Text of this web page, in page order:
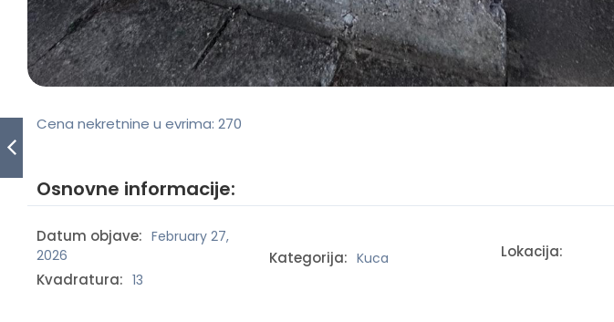
Cena nekretnine u evrima: 270
Osnovne informacije:
Datum objave: February 27,
2026
Kvadratura: 13
Kategorija: Kuca Lokacija: